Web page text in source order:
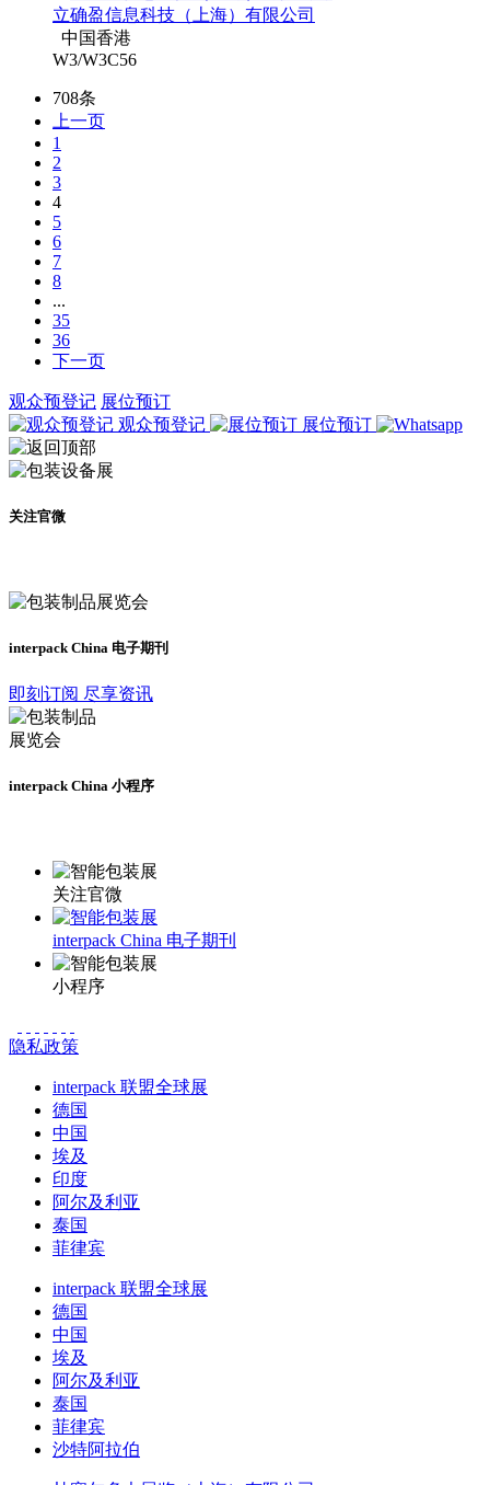
立确盈信息科技（上海）有限公司
中国香港
W3/W3C56
708条
上一页
1
2
3
4
5
6
7
8
...
35
36
下一页
观众预登记 展位预订
观众预登记
展位预订
关注官微
interpack China 电子期刊
即刻订阅 尽享资讯
interpack China 小程序
关注官微
interpack China 电子期刊
小程序
隐私政策
interpack 联盟全球展
德国
中国
埃及
印度
阿尔及利亚
泰国
菲律宾
interpack 联盟全球展
德国
中国
埃及
阿尔及利亚
泰国
菲律宾
沙特阿拉伯